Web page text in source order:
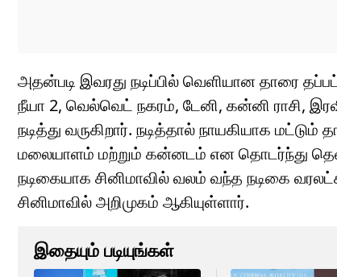
அதன்படி இவரது நடிப்பில் வெளியான தாரை
நீயா 2, வெல்வெட் நகரம், டேனி, கன்னி ராசி,
நடித்து வருகிறார். நடித்தால் நாயகியாக
மலையாளம் மற்றும் கன்னடம் என தொடர்ந்து
நடிகையாக சினிமாவில் வலம் வந்த நடிகை
சினிமாவில் அறிமுகம் ஆகியுள்ளார்.
இதையும் படியுங்கள்